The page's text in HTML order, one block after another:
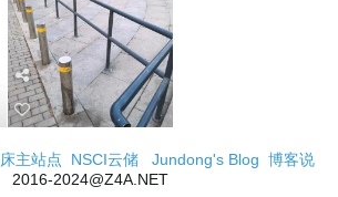
主站点 NSCI云储 Jundong's Blog 博客说
2016-2024@Z4A.NET